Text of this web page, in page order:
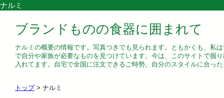
ナルミ
ブランドものの食器に囲まれて
ナルミの概要の情報です。写真つきでも見られます。ともかくも、私
で自分や家族が必要なものを見つけています。今は、このサイトで掘
入れてます。自宅で全国に注文できるご時勢。自分のスタイルに合っ
トップ> ナルミ